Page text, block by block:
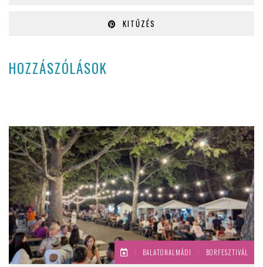
KITŰZÉS
HOZZÁSZÓLÁSOK
/ BALATONALMÁDI / BORFESZTIVÁL